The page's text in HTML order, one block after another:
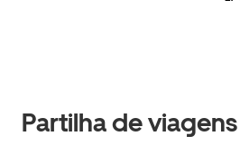
Partilha de